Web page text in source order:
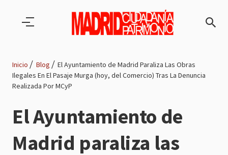
Ruta
de
navegación
Inicio Blog
El Ayuntamiento de Madrid Paraliza Las Obras
Ilegales En El Pasaje Murga (hoy, del Comercio) Tras La Denuncia
Realizada Por MCyP
El Ayuntamiento de
Madrid paraliza las